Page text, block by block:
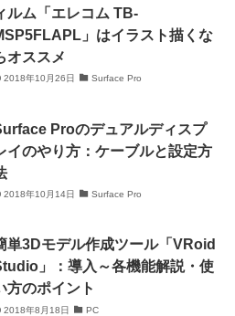
ルム「エレコム TB-
」はイラスト描くな
オススメ
2018年10月26日 Surface Pro
Proのデュアルディスプ
イのやり方：ケーブルと設定方
2018年10月14日 Surface Pro
単3Dモデル作成ツール「VRoid
」：導入～各機能解説・使
方のポイント
2018年8月18日 PC